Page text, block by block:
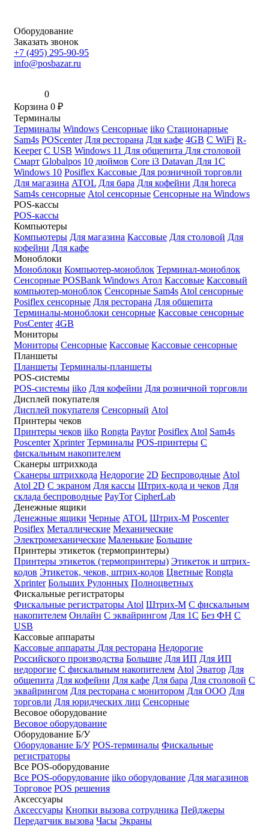
Оборудование
Заказать звонок
+7 (495) 295-90-95
info@posbazar.ru
0
Корзина 0 ₽
Терминалы
Терминалы Windows Сенсорные iiko Стационарные
Sam4s POScenter Для ресторана Для кафе 4GB С WiFi R-
Keeper С USB Windows 11 Для общепита Для столовой
Смарт Globalpos 10 дюймов Core i3 Datavan Для 1С
Windows 10 Posiflex Кассовые Для розничной торговли
Для магазина ATOL Для бара Для кофейни Для horeca
Sam4s сенсорные Atol сенсорные Сенсорные на Windows
POS-кассы
POS-кассы
Компьютеры
Компьютеры Для магазина Кассовые Для столовой Для
кофейни Для кафе
Моноблоки
Моноблоки Компьютер-моноблок Терминал-моноблок
Сенсорные POSBank Windows Атол Кассовые Кассовый
компьютер-моноблок Сенсорные Sam4s Atol сенсорные
Posiflex сенсорные Для ресторана Для общепита
Терминалы-моноблоки сенсорные Кассовые сенсорные
PosCenter 4GB
Мониторы
Мониторы Сенсорные Кассовые Кассовые сенсорные
Планшеты
Планшеты Терминалы-планшеты
POS-системы
POS-системы iiko Для кофейни Для розничной торговли
Дисплей покупателя
Дисплей покупателя Сенсорный Atol
Принтеры чеков
Принтеры чеков iiko Rongta Paytor Posiflex Atol Sam4s
Poscenter Xprinter Терминалы POS-принтеры С
фискальным накопителем
Сканеры штрихкода
Сканеры штрихкода Недорогие 2D Беспроводные Atol
Atol 2D С экраном Для кассы Штрих-кода и чеков Для
склада беспроводные PayTor CipherLab
Денежные ящики
Денежные ящики Черные ATOL Штрих-М Poscenter
Posiflex Металлические Механические
Электромеханические Маленькие Большие
Принтеры этикеток (термопринтеры)
Принтеры этикеток (термопринтеры) Этикеток и штрих-
кодов Этикеток, чеков, штрих-кодов Цветные Rongta
Xprinter Больших Рулонных Полноцветных
Фискальные регистраторы
Фискальные регистраторы Atol Штрих-М С фискальным
накопителем Онлайн С эквайрингом Для 1С Без ФН С
USB
Кассовые аппараты
Кассовые аппараты Для ресторана Недорогие
Российского производства Большие Для ИП Для ИП
недорогие С фискальным накопителем Atol Эватор Для
общепита Для кофейни Для кафе Для бара Для столовой С
эквайрингом Для ресторана с монитором Для ООО Для
торговли Для юридческих лиц Сенсорные
Весовое оборудование
Весовое оборудование
Оборудование Б/У
Оборудование Б/У POS-терминалы Фискальные
регистраторы
Все POS-оборудование
Все POS-оборудование iiko оборудование Для магазинов
Торговое POS решения
Аксессуары
Аксессуары Кнопки вызова сотрудника Пейджеры
Передатчик вызова Часы Экраны